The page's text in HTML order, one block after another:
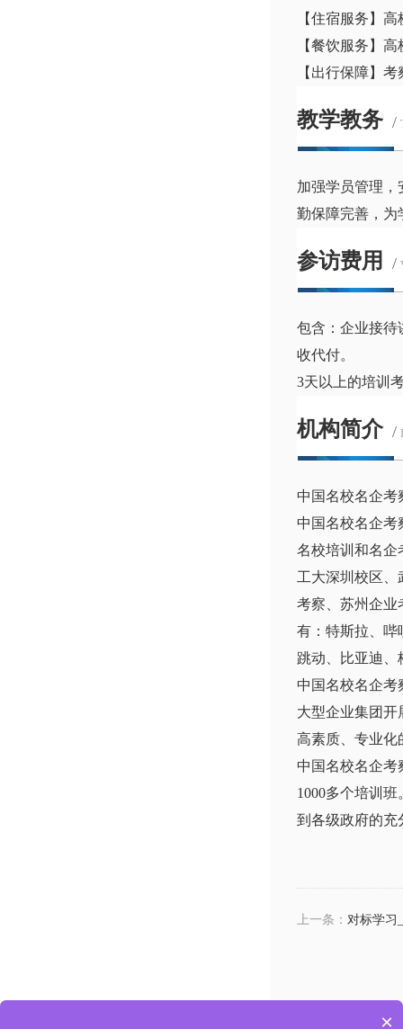
【住宿服务】
【餐饮服务】
【出行保障】
教学教务 /
加强学员管理，
勤保障完善，为
参访费用 /
包含：企业接待
收代付。
3天以上的培训
机构简介 /
中国名校名企考
中国名校名企
名校培训和名企
工大深圳校区
考察、苏州企业
有：特斯拉、哔
跳动、比亚迪、
中国名校名企
大型企业集团
高素质、专业化
中国名校名企考
1000多个培训
到各级政府的充
上一条： 对标学习
×